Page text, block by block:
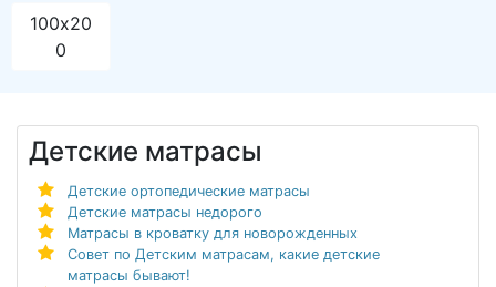
100х20
0
Детские матрасы
Детские ортопедические матрасы
Детские матрасы недорого
Матрасы в кроватку для новорожденных
Совет по Детским матрасам, какие детские
матрасы бывают!